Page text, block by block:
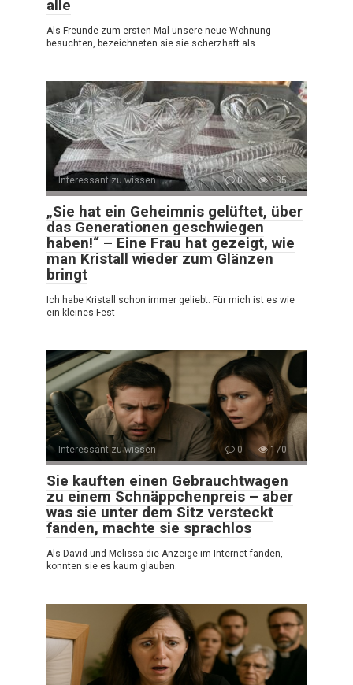
alle
Als Freunde zum ersten Mal unsere neue Wohnung
besuchten, bezeichneten sie sie scherzhaft als
Interessant zu wissen 0 185
„Sie hat ein Geheimnis gelüftet, über
das Generationen geschwiegen
haben!“ – Eine Frau hat gezeigt, wie
man Kristall wieder zum Glänzen
bringt
Ich habe Kristall schon immer geliebt. Für mich ist es wie
ein kleines Fest
Interessant zu wissen 0 170
Sie kauften einen Gebrauchtwagen
zu einem Schnäppchenpreis – aber
was sie unter dem Sitz versteckt
fanden, machte sie sprachlos
Als David und Melissa die Anzeige im Internet fanden,
konnten sie es kaum glauben.